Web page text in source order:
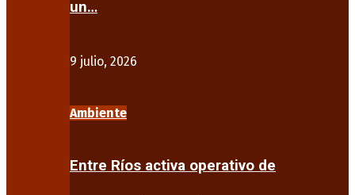
un…
9 julio, 2026
Ambiente
Entre Ríos activa operativo de